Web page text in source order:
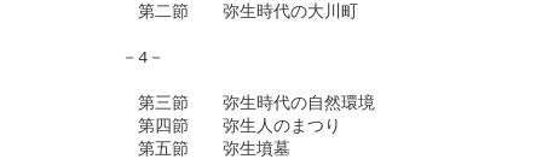
第二節　　弥生時代の大川町
－4－
第三節　　弥生時代の自然環境
第四節　　弥生人のまつり
第五節　　弥生墳墓